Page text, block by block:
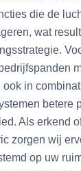
die de
wat
in
betere
Als erkend
zorgen wij
op uw